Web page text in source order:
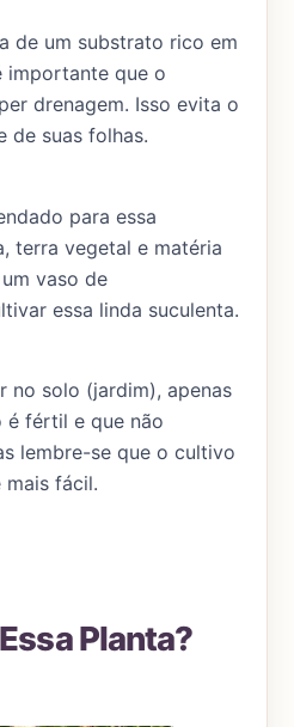
de um substrato rico em
importante que o
drenagem. Isso evita o
de suas folhas.
para essa
terra vegetal e matéria
vaso de
essa linda suculenta.
no solo (jardim), apenas
fértil e que não
lembre-se que o cultivo
mais fácil.
Planta?